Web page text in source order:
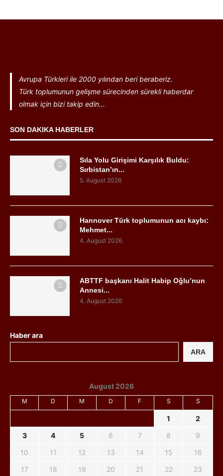
Avrupa Türkleri ile 2000 yılından beri beraberiz.
Türk toplumunun gelişme sürecinden sürekli haberdar
olmak için bizi takip edin...
SON DAKIKA HABERLER
Sıla Yolu Girişimi Karşılık Buldu:
Sırbistan’ın...
5. August 2026
Hannover Türk toplumunun acı kaybı:
Mehmet...
4. August 2026
ABTTF başkanı Halit Habip Oğlu’nun
Annesi...
4. August 2026
Haber ara
ARA
August 2026
M D M D F S S
1
2
3
4 5 6 7 8
9
10
11 12 13 14 15
16
17
18 19 20 21 22 23